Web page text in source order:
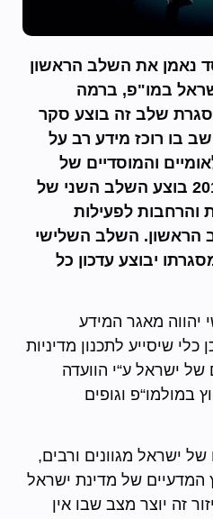
מוסד נאמן את השלב הראשון
במו"פ, ברמה
שלב זה בוצע סקר
בו רוכז מידע רב על
והמוסדיים של
בשנת 2016 בוצע השלב השני של
והרחבות לפעילות
השלב השלישי
בשנת 2017 ובמסגרתו יבוצע עדכון כל
מאגר המידע
שיסייע לתכנון מדיניות
של ישראל ע“י הוועדה
במולמו“פ וגופים
ישראל מגוונים ורבים,
המדעיים של מדינת ישראל
זה יוצר מצב שבו אין